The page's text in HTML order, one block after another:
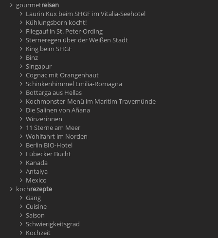
gourmetreisen
Laurin Kux beim SHGF im Vitalia-Seehotel
Kühlungsborn kocht!
Fliegauf in St. Peter-Ording
Sterneregen über der Weißen Stadt
King beim SHGF
Binz
Singapur
Cognac mit Orangenhaut
Schinkenhimmel Emilia-Romagna
Bottarga aus Hellas
Kochmonster-Menü im Maritim Travemünde
Die Salinen von Añana
Winzerinnen
11 Sterne am Meer
Wohlfahrt im Norden
Berlin BIO-Hotel
Lübecker Bucht
Kanada
Antalya
Mexico
kochrezepte
Gang
Cuisine
Saison
Schwierigkeitsgrad
Kochzeit